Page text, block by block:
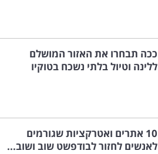
ככה תבחרו את האזור המושלם
ללינה וטיול בלתי נשכח בטוקיו
10 אתרים ואטרקציות שגורמים
לאנשים לחזור לבודפשט שוב ושוב...